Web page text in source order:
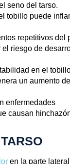
Blog
seno del tarso.
tobillo puede
repetitivos del
el riesgo de
en el
un aumento
enfermedades
causan
en la parte lateral